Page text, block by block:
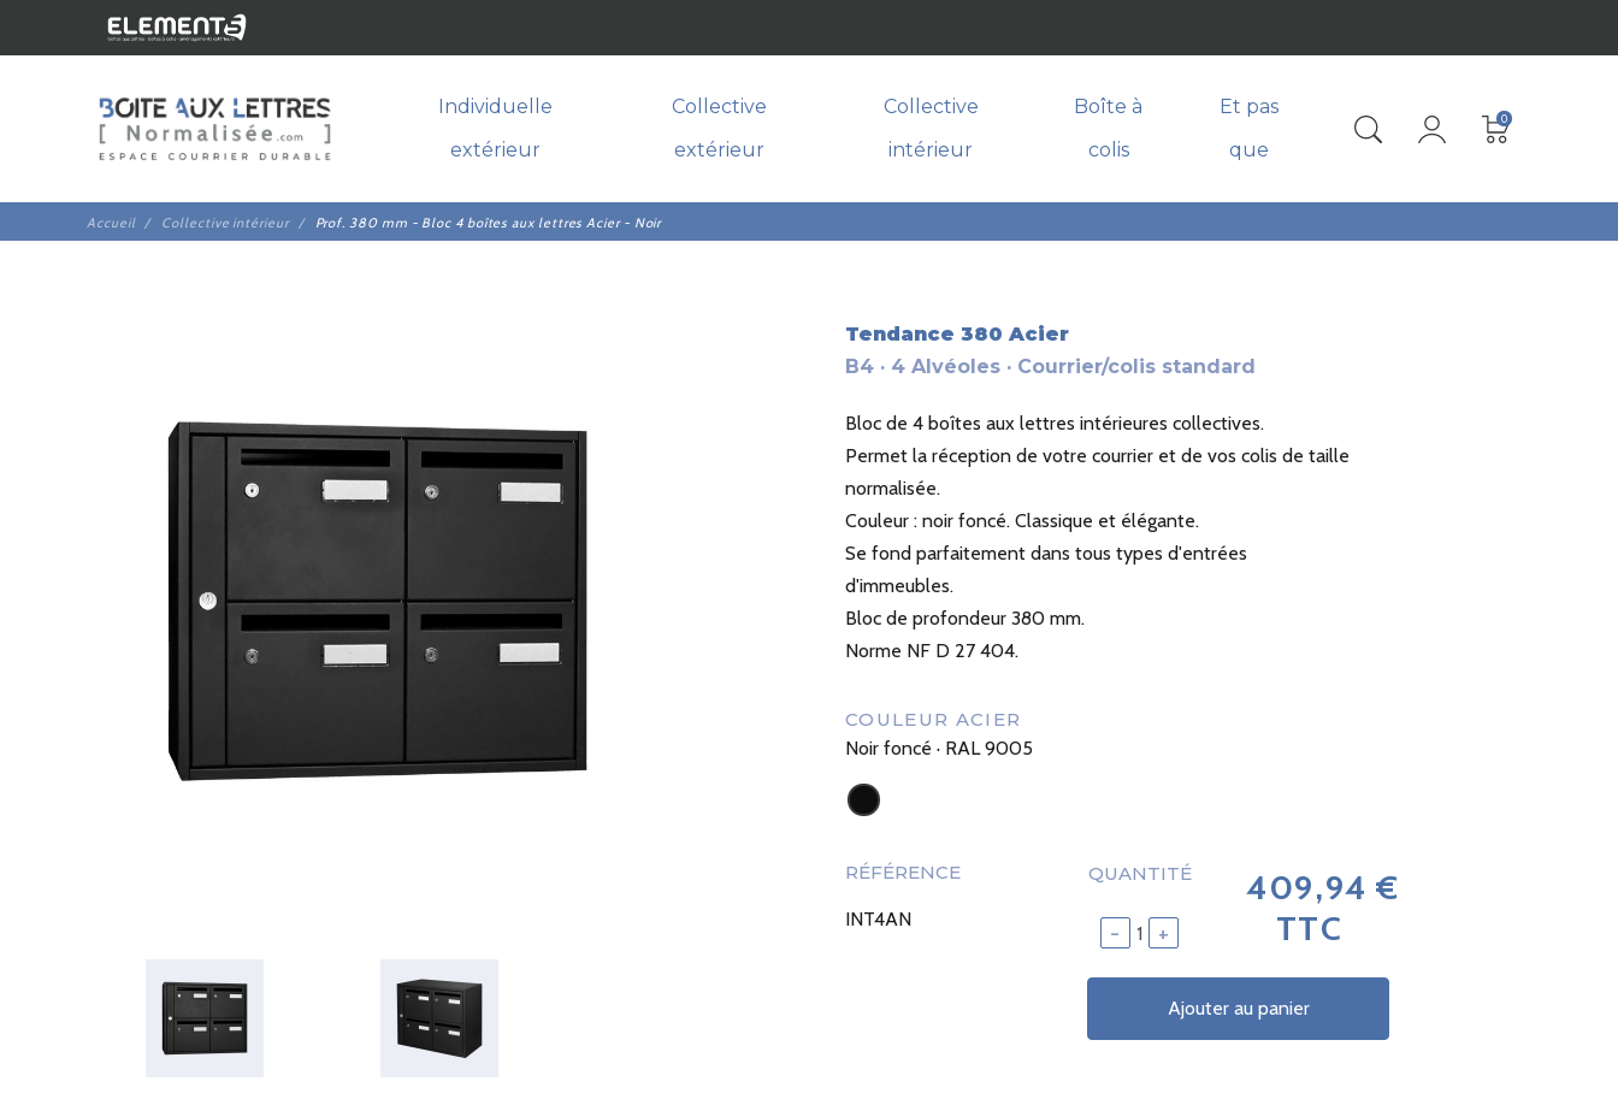
Individuelle
extérieur
Collective
extérieur
Collective
intérieur
Boîte à
colis
Et pas
que
0
Accueil Collective intérieur Prof. 380 mm - Bloc 4 boîtes aux lettres Acier - Noir
Tendance 380 Acier
B4 · 4 Alvéoles · Courrier/colis standard
Bloc de 4 boîtes aux lettres intérieures collectives.
Permet la réception de votre courrier et de vos colis de taille
normalisée.
Couleur : noir foncé. Classique et élégante.
Se fond parfaitement dans tous types d'entrées
d'immeubles.
Bloc de profondeur 380 mm.
Norme NF D 27 404.
COULEUR ACIER
Noir foncé · RAL 9005
RÉFÉRENCE
INT4AN
QUANTITÉ
- +
409,94 €
TTC
Ajouter au panier